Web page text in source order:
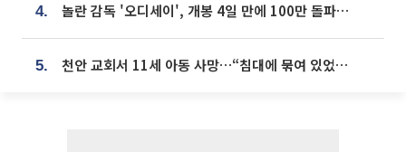
4. 놀란 감독 '오디세이', 개봉 4일 만에 100만 돌파⋯'왕사남' 보다 빠르다
5. 천안 교회서 11세 아동 사망…“침대에 묶여 있었다” 진술 확보